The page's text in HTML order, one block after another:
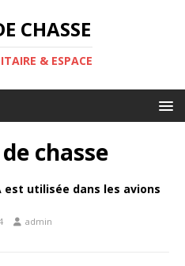
CHASSE
& ESPACE
chasse
est utilisée dans les avions
admin